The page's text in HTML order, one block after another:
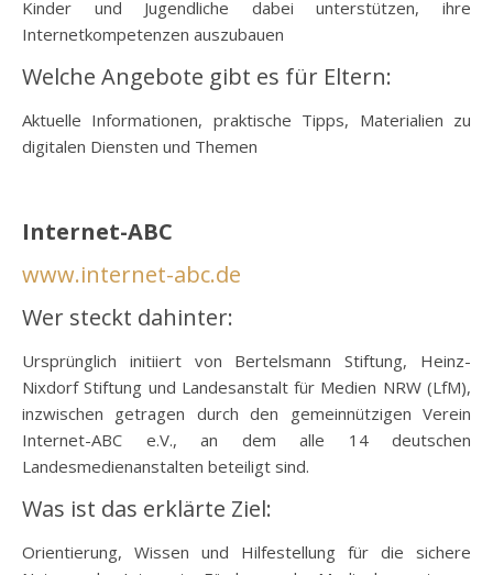
Kinder und Jugendliche dabei unterstützen, ihre
Internetkompetenzen auszubauen
Welche Angebote gibt es für Eltern:
Aktuelle Informationen, praktische Tipps, Materialien zu
digitalen Diensten und Themen
Internet-ABC
www.internet-abc.de
Wer steckt dahinter:
Ursprünglich initiiert von Bertelsmann Stiftung, Heinz-
Nixdorf Stiftung und Landesanstalt für Medien NRW (LfM),
inzwischen getragen durch den gemeinnützigen Verein
Internet-ABC e.V., an dem alle 14 deutschen
Landesmedienanstalten beteiligt sind.
Was ist das erklärte Ziel:
Orientierung, Wissen und Hilfestellung für die sichere